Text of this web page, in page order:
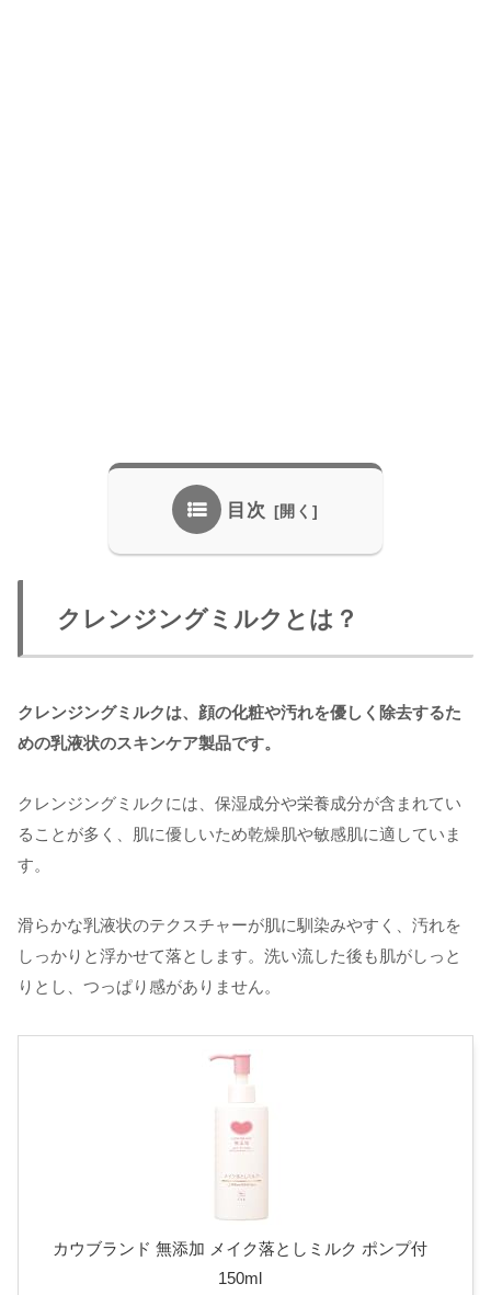
目次
クレンジングミルクとは？
クレンジングミルクは、顔の化粧や汚れを優しく除去するた
めの乳液状のスキンケア製品です。
クレンジングミルクには、保湿成分や栄養成分が含まれてい
ることが多く、肌に優しいため乾燥肌や敏感肌に適していま
す。
滑らかな乳液状のテクスチャーが肌に馴染みやすく、汚れを
しっかりと浮かせて落とします。洗い流した後も肌がしっと
りとし、つっぱり感がありません。
カウブランド 無添加 メイク落としミルク ポンプ付
150ml